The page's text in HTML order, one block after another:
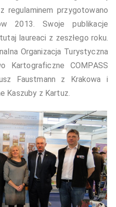
regulaminem przygotowano
2013. Swoje publikacje
laureaci z zeszłego roku.
Organizacja Turystyczna
Kartograficzne COMPASS
Faustmann z Krakowa i
Kaszuby z Kartuz.